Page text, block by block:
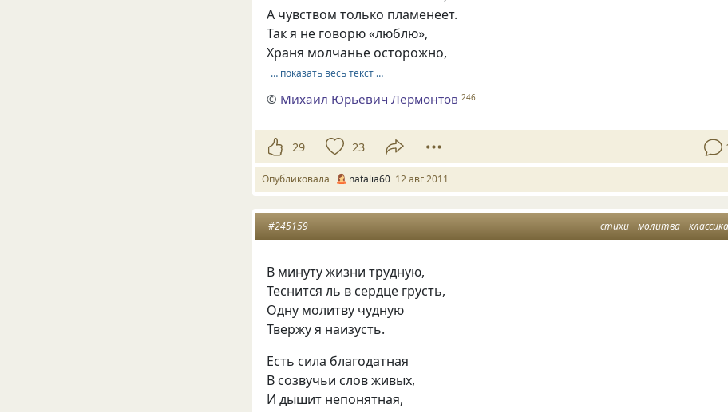
А чувством только пламенеет.
Так я не говорю «люблю»,
Храня молчанье осторожно,
… показать весь текст …
© Михаил Юрьевич Лермонтов 246
29 23
Опубликовала natalia60 12 авг 2011
стихи молитва классика
#245159
В минуту жизни трудную,
Теснится ль в сердце грусть,
Одну молитву чудную
Твержу я наизусть.
Есть сила благодатная
В созвучьи слов живых,
И дышит непонятная,